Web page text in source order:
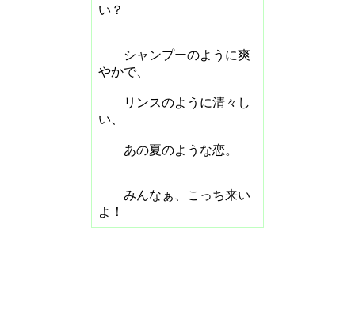
い？
シャンプーのように爽
やかで、
リンスのように清々し
い、
あの夏のような恋。
みんなぁ、こっち来い
よ！